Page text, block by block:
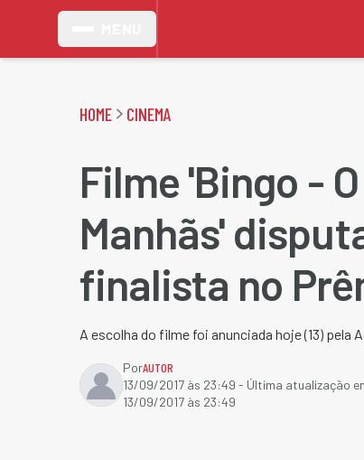
HOME CINEMA
Filme 'Bingo -
Manhãs'
finalista no
A escolha do filme foi anunciada hoje (13) pela
PorAUTOR
13/09/2017 às 23:49 - Última atualização
13/09/2017 às 23:49